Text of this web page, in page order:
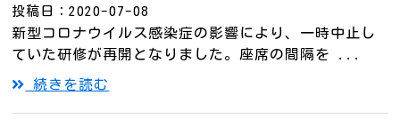
投稿日：2020-07-08
新型コロナウイルス感染症の影響により、一時中止し
ていた研修が再開となりました。座席の間隔を ...
続きを読む